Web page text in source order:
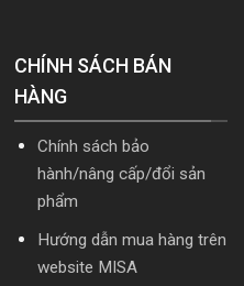
nhất
nhất
2026
nhật
TT99/2025
CHÍNH SÁCH BÁN
HÀNG
Chính sách bảo
hành/nâng cấp/đổi sản
phẩm
Hướng dẫn mua hàng trên
website MISA